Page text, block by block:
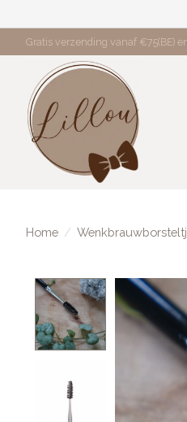
Gratis verzending vanaf €75(BE)
Home /
Product